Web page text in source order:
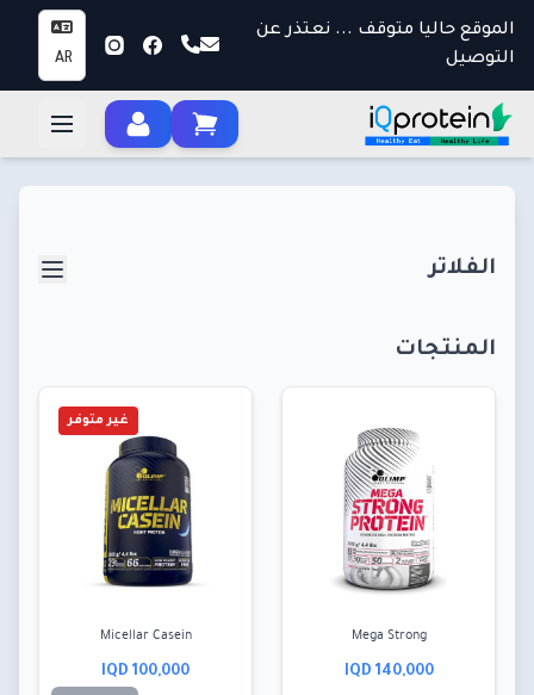
الموقع حاليا متوقف ... نعتذر عن
التوصيل
AR
الفلاتر
المنتجات
Mega Strong
140,000 IQD
غير متوفر
Micellar Casein
100,000 IQD